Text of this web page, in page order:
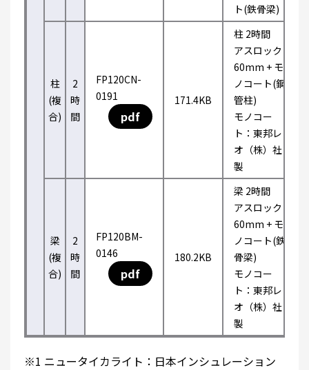
ト(鉄骨梁)
柱
(複
合)
2
時
間
FP120CN-
0191
pdf
171.4KB
柱 2時間
アスロック
60mm + モ
ノコート(鋼
管柱)
モノコー
ト：東邦レ
オ（株）社
製
梁
(複
合)
2
時
間
FP120BM-
0146
pdf
180.2KB
梁 2時間
アスロック
60mm + モ
ノコート(鉄
骨梁)
モノコー
ト：東邦レ
オ（株）社
製
※1 ニュータイカライト：日本インシュレーション